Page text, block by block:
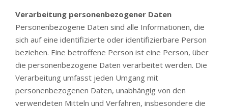
Verarbeitung personenbezogener Daten
Personenbezogene Daten sind alle Informationen, die
sich auf eine identifizierte oder identifizierbare Person
beziehen. Eine betroffene Person ist eine Person, über
die personenbezogene Daten verarbeitet werden. Die
Verarbeitung umfasst jeden Umgang mit
personenbezogenen Daten, unabhängig von den
verwendeten Mitteln und Verfahren, insbesondere die